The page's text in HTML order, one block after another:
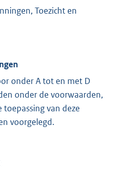
Toezicht en
onder A tot en met D
onder de voorwaarden,
van deze
voorgelegd.